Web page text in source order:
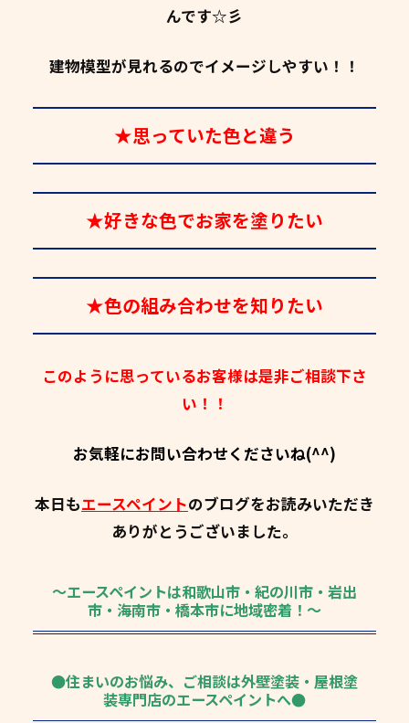
んです☆彡
建物模型が見れるのでイメージしやすい！！
★思っていた色と違う
★好きな色でお家を塗りたい
★色の組み合わせを知りたい
このように思っているお客様は是非ご相談下さ
い！！
お気軽にお問い合わせくださいね(^^)
本日もエースペイントのブログをお読みいただき
ありがとうございました。
～エースペイントは和歌山市・紀の川市・岩出
市・海南市・橋本市に地域密着！～
●住まいのお悩み、ご相談は外壁塗装・屋根塗
装専門店のエースペイントへ●